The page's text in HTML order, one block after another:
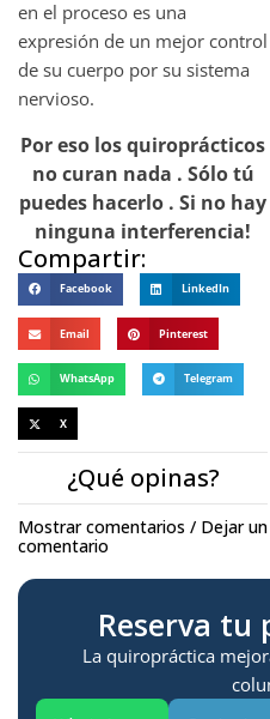
en el proceso es una
expresión de un mejor control
de su cuerpo por su sistema
nervioso.
Por eso los quiroprácticos
no curan nada . Sólo tú
puedes hacerlo . Si no hay
ninguna interferencia!
Compartir:
Facebook LinkedIn
Email Pinterest
WhatsApp Telegram
X
¿Qué opinas?
Mostrar comentarios / Dejar un
comentario
Reserva tu
La quiropráctica